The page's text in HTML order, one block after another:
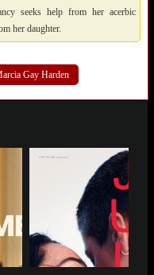
seeks help from her acerbic
her daughter.
Gay Harden